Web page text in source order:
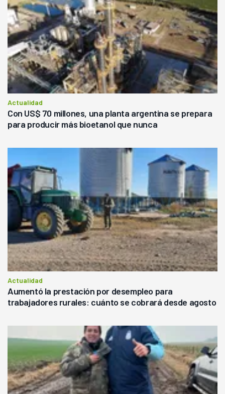
Actualidad
Con US$ 70 millones, una planta argentina se prepara
para producir más bioetanol que nunca
Actualidad
Aumentó la prestación por desempleo para
trabajadores rurales: cuánto se cobrará desde agosto